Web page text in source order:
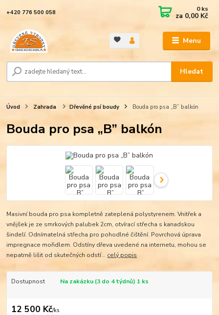
Menu
Hledat
+420 776 500 058 0ks
za 0,00 Kč
Úvod Zahrada Dřevěné psí boudy Bouda pro psa „B” balkón
Bouda pro psa „B” balkón
Masivní bouda pro psa kompletně zateplená polystyrenem. Vnitřek a
vnějšek je ze smrkových palubek 2cm, otvírací střecha s kanadskou
šindelí. Odnímatelná střecha pro pohodlné čištění. Povrchová úprava
impregnace mořidlem. Odstíny dřeva uvedené na internetu, mohou se
nepatrně lišit od skutečných odstí... celý popis
Dostupnost Na zakázku (3 do 4 týdnů) 1 ks
12 500 Kč/ks